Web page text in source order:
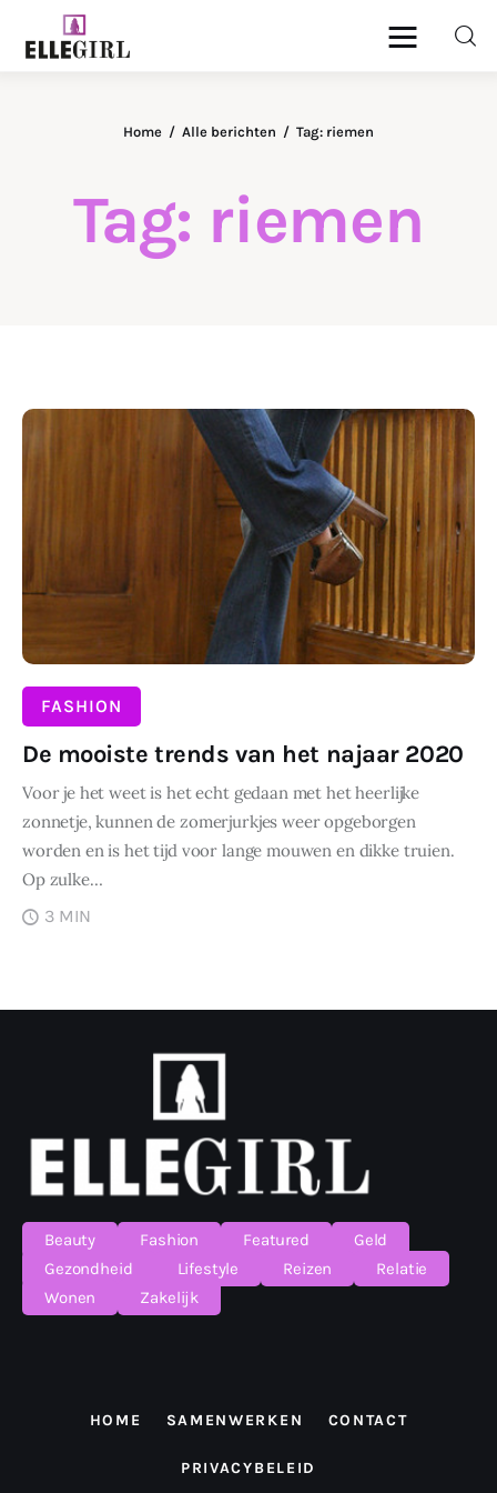
Tag: riemen
Home Alle berichten Tag: riemen
Ellegirl
Fashion
Zakelijk
FASHION
De mooiste trends van het najaar 2020
Voor je het weet is het echt gedaan met het heerlijke
zonnetje, kunnen de zomerjurkjes weer opgeborgen
worden en is het tijd voor lange mouwen en dikke truien.
Op zulke…
DELEN
3 MIN
Beauty Fashion Featured
Geld
Gezondheid
Lifestyle Reizen
Relatie
Wonen
Zakelijk
HOME SAMENWERKEN CONTACT
PRIVACYBELEID